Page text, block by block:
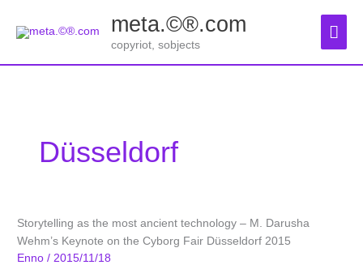
Inhalt
meta.©®.com
copyriot, sobjects
Düsseldorf
Storytelling as the most ancient technology – M. Darusha
Wehm’s Keynote on the Cyborg Fair Düsseldorf 2015
Enno/ 2015/11/18